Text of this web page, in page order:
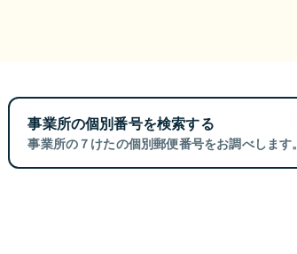
事業所の個別番号を検索する
事業所の７けたの個別郵便番号をお調べします。